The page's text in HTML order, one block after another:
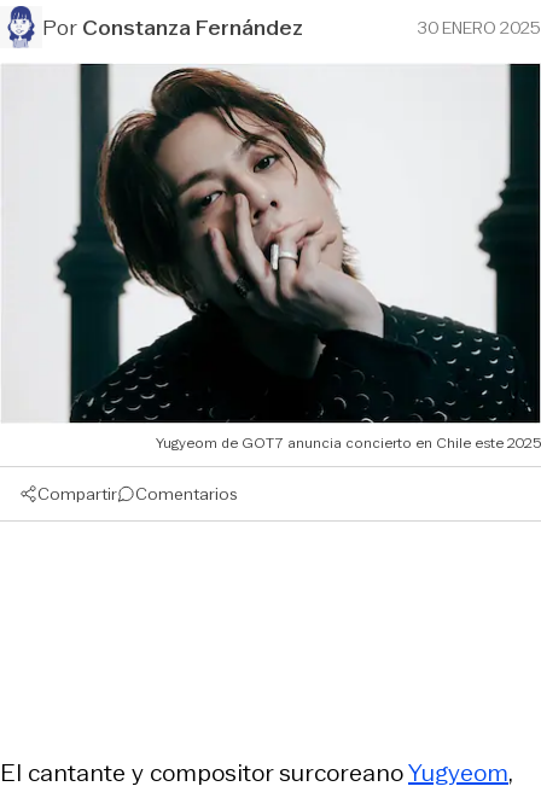
PorConstanza Fernández 30 ENERO 2025
Yugyeom de GOT7 anuncia concierto en Chile este 2025
Compartir Comentarios
El cantante y compositor surcoreanoYugyeom,